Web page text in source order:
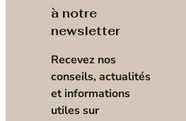
à notre
newsletter
Recevez nos
conseils, actualités
et informations
utiles sur